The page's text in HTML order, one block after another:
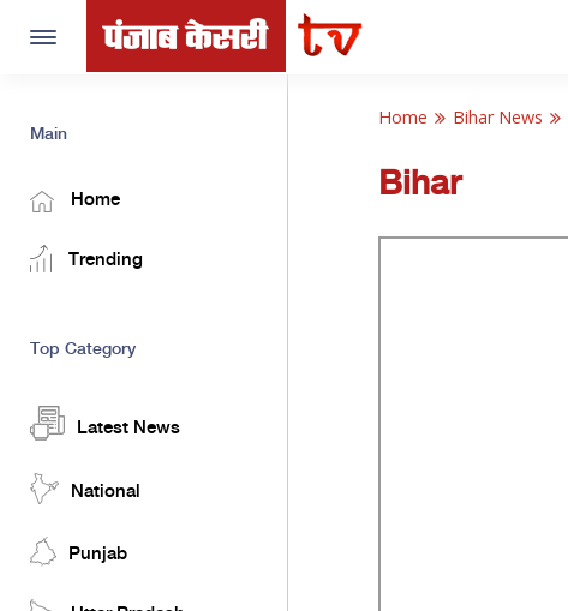
Toggle
Main
Home
Trending
Top Category
Latest News
National
Punjab
Home Bihar News
Bihar